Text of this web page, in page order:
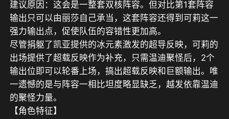
建议原因：这会是一整套双核阵容。但对比第1套阵容
输出只可以由丽莎自己承当，这套阵容还得到可莉这一
强力输出点，促使队伍的容错性更加高。
尽管捐躯了凯亚提供的冰元素激发的超导反映，可莉的
出场提供了超载反映作为补充，只需温迪聚怪后，2个
输出位即可以轮番上场，搞出超载反映和巨额输出。唯
一遗憾的是与阵容一相比坦度略显缺乏，越发依靠温迪
的聚怪力量。
【角色特征】